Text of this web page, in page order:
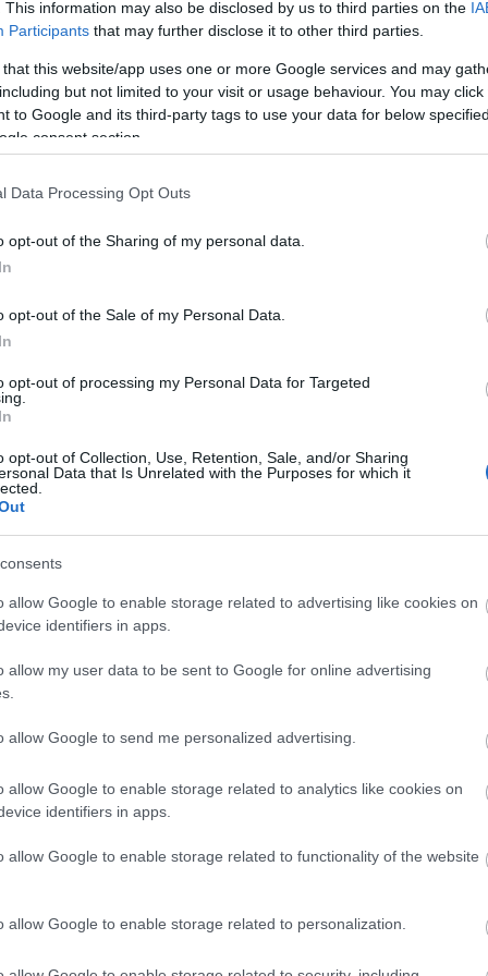
This information may also be disclosed by us to third parties on the
Participants that may further disclose it to other third parties.
that this website/app uses one or more Google services and may
but not limited to your visit or usage behaviour. You may
to Google and its third-party tags to use your data for below
consent section.
Data Processing Opt Outs
opt-out of the Sharing of my personal data.
opt-out of the Sale of my Personal Data.
opt-out of processing my Personal Data for Targeted
opt-out of Collection, Use, Retention, Sale, and/or Sharing
Data that Is Unrelated with the Purposes for which it
allow Google to enable storage related to advertising like cookies on
identifiers in apps.
allow my user data to be sent to Google for online advertising
allow Google to send me personalized advertising.
allow Google to enable storage related to analytics like cookies on
identifiers in apps.
allow Google to enable storage related to functionality of the website
allow Google to enable storage related to personalization.
A kicsi és a
nagy
Kommentek:
üzemeltetője semmilyen felelősséget nem vállal, azokat nem ellenőrzi. Kifogás esetén forduljon a blog szerkesztőjéhez.
pl. szemben, Balatongyörökön)? Akkor nem kellene centizgetni és más hajók is
a györöki kikötő is csak egy betoncsík a vízben, van hely pörögni. Délen
a strand is ott van. A kőkarok közt viszont nem tudna megfordulni. Optimális
tulajdonába. És azt is el tudom képzelni, hogy a csatorna kifele áramlásának
nem ott, ahol most, de nem sikerült tisztázni.